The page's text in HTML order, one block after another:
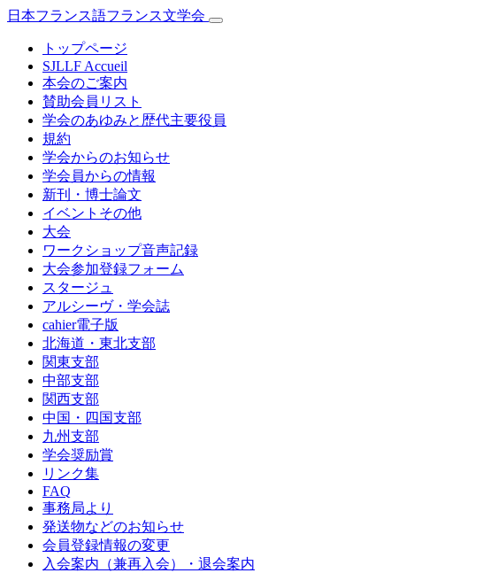
日本フランス語フランス文学会
トップページ
SJLLF Accueil
本会のご案内
賛助会員リスト
学会のあゆみと歴代主要役員
規約
学会からのお知らせ
学会員からの情報
新刊・博士論文
イベントその他
大会
ワークショップ音声記録
大会参加登録フォーム
スタージュ
アルシーヴ・学会誌
cahier電子版
北海道・東北支部
関東支部
中部支部
関西支部
中国・四国支部
九州支部
学会奨励賞
リンク集
FAQ
事務局より
発送物などのお知らせ
会員登録情報の変更
入会案内（兼再入会）・退会案内